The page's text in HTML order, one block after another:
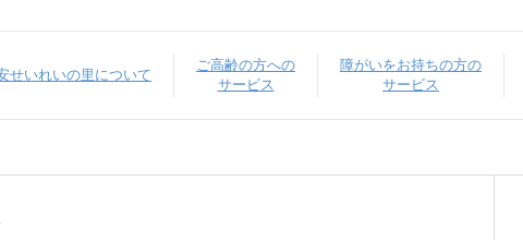
せいれいの里について
ご高齢の方への
サービス
障がいをお持ちの方の
サービス